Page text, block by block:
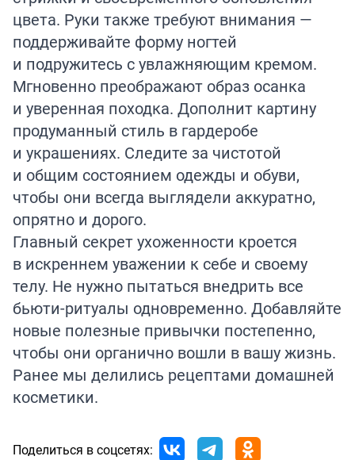
цвета. Руки также требуют внимания —
поддерживайте форму ногтей
и подружитесь с увлажняющим кремом.
Мгновенно преображают образ осанка
и уверенная походка. Дополнит картину
продуманный стиль в гардеробе
и украшениях. Следите за чистотой
и общим состоянием одежды и обуви,
чтобы они всегда выглядели аккуратно,
опрятно и дорого.
Главный секрет ухоженности кроется
в искреннем уважении к себе и своему
телу. Не нужно пытаться внедрить все
бьюти-ритуалы одновременно. Добавляйте
новые полезные привычки постепенно,
чтобы они органично вошли в вашу жизнь.
Ранее мы делились рецептами домашней
косметики.
Поделиться в соцсетях: